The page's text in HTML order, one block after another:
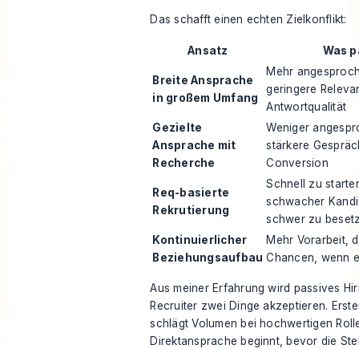
Das schafft einen echten Zielkonflikt:
Ansatz Was
Breite Ansprache
in großem Umfang
Mehr
geringere
Antwortqualität
Gezielte
Ansprache mit
Recherche
Weniger
stärkere
Conversion
Req-basierte
Rekrutierung
Schnell zu
schwacher
schwer zu
Kontinuierlicher
Beziehungsaufbau
Mehr Vorarbeit,
Chancen, wenn
Aus meiner Erfahrung wird passives
Recruiter zwei Dinge akzeptieren.
schlägt Volumen bei hochwertigen
Direktansprache beginnt, bevor die